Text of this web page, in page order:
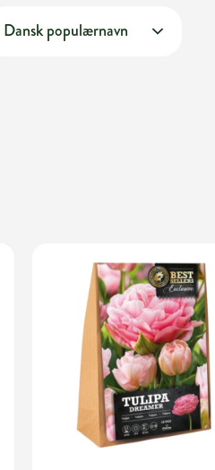
Dansk populærnavn